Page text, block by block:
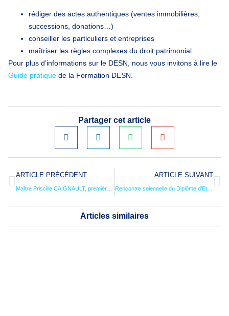
rédiger des actes authentiques (ventes immobilières,
successions, donations…)
conseiller les particuliers et entreprises
maîtriser les règles complexes du droit patrimonial
Pour plus d’informations sur le DESN, nous vous invitons à lire le
Guide pratique de la Formation DESN.
Partager cet article
ARTICLE PRÉCÉDENT ARTICLE SUIVANT
Rencontre solennelle du Diplôme d’Etudes Supérieures de Notariat (DESN) le 15 avril 2026
Articles similaires